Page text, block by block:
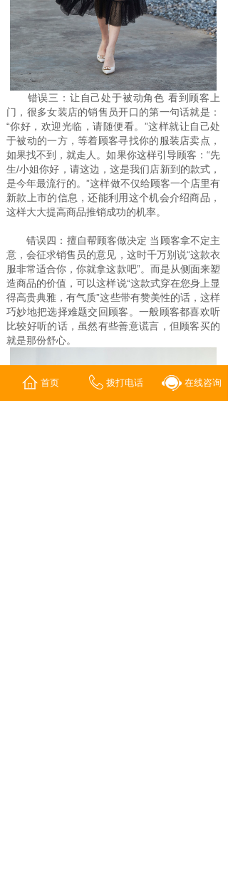
错误三：让自己处于被动角色 看到顾客上
门，很多女装店的销售员开口的第一句话就是：
“你好，欢迎光临，请随便看。”这样就让自己处
于被动的一方，等着顾客寻找你的服装店卖点，
如果找不到，就走人。如果你这样引导顾客：“先
生/小姐你好，请这边，这是我们店新到的款式，
是今年最流行的。”这样做不仅给顾客一个店里有
新款上市的信息，还能利用这个机会介绍商品，
这样大大提高商品推销成功的机率。
错误四：擅自帮顾客做决定 当顾客拿不定主
意，会征求销售员的意见，这时千万别说“这款衣
服非常适合你，你就拿这款吧”。而是从侧面来塑
造商品的价值，可以这样说“这款式穿在您身上显
得高贵典雅，有气质”这些带有赞美性的话，这样
巧妙地把选择难题交回顾客。一般顾客都喜欢听
比较好听的话，虽然有些善意谎言，但顾客买的
就是那份舒心。
首页 拨打电话 在线咨询